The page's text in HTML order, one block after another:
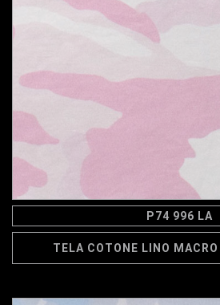
P74 996 LA
TELA COTONE LINO